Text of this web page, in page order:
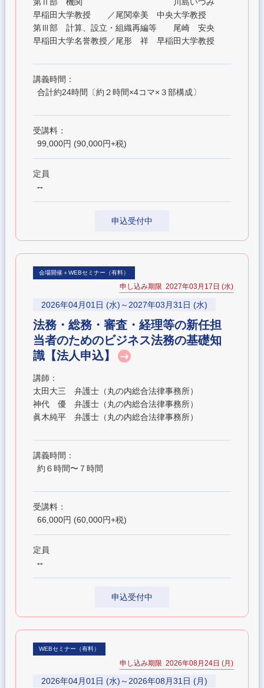
早稲田大学教授 ／尾関幸美 中央大学教授
第Ⅲ部 計算、設立・組織再編等 尾崎 安央
早稲田大学名誉教授／尾形 祥 早稲田大学教授
講義時間：
合計約24時間〔約２時間×4コマ×３部構成〕
受講料：
99,000円 (90,000円+税)
定員
--
申込受付中
会場開催＋WEBセミナー（有料）
申し込み期限 2027年03月17日 (水)
2026年04月01日 (水)～2027年03月31日 (水)
法務・総務・審査・経理等の新任担
当者のためのビジネス法務の基礎知
識【法人申込】
講師：
太田大三 弁護士（丸の内総合法律事務所）
神代 優 弁護士（丸の内総合法律事務所）
眞木純平 弁護士（丸の内総合法律事務所）
講義時間：
約６時間〜７時間
受講料：
66,000円 (60,000円+税)
定員
--
申込受付中
WEBセミナー（有料）
申し込み期限 2026年08月24日 (月)
2026年04月01日 (水)～2026年08月31日 (月)